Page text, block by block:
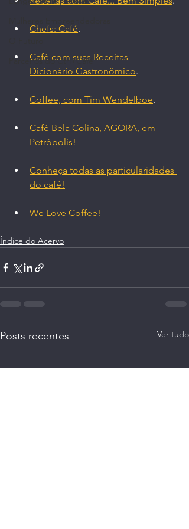
Parceiros do Ctrl+Café
Chefs: Café.
Café com suas Receitas -
Dicionário Gastronômico.
Coffee, com Tim Wendelboe.
Café Bela Colina, AGORA, em
Petrópolis!
Conheça todas as particularidades
do café!
We Love Coffee!
Índice do Acervo
Posts recentes Ver tudo